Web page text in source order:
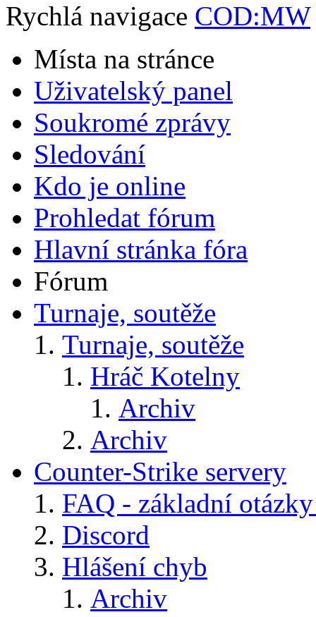
Rychlá navigace COD:MW
Místa na stránce
Uživatelský panel
Soukromé zprávy
Sledování
Kdo je online
Prohledat fórum
Hlavní stránka fóra
Fórum
Turnaje, soutěže
Turnaje, soutěže
Hráč Kotelny
Archiv
Archiv
Counter-Strike servery
FAQ - základní
Discord
Hlášení chyb
Archiv